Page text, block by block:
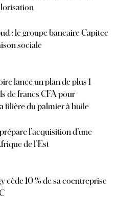
: le groupe bancaire Capitec
sociale
lance un plan de plus 1
de francs CFA pour
filière du palmier à huile
l’acquisition d’une
de l’Est
cède 10 % de sa coentreprise